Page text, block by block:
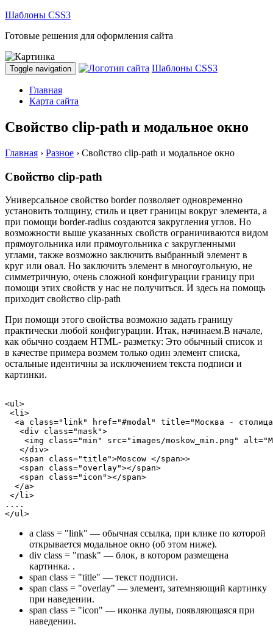
Шаблоны CSS3
Готовые решения для оформления сайта
Toggle navigation Шаблоны CSS3
Главная
Карта сайта
Свойство clip-path и модальное окно
Главная › Разное › Свойство clip-path и модальное окно
Cвойство clip-path
Универсальное свойство borderпозволяет одновременно
установить толщину, стиль и цвет границы вокруг элемента, а
при помощи border-radius создаются закругления углов. Но
возможности выше указанных свойств ограничиваются видом
прямоугольника или прямоугольника с закругленными
углами, также возможно заключить выбранный элемент в
круг или овал. Но заключить элемент в многоугольную, не
симметричную, очень сложной конфигурации границу при
помощи этих свойств у нас не получиться. И здесь на помощь
приходит свойство clip-path
При помощи этого свойства возможно задать границу
практически любой конфигурации. Итак, начинаем.В начале,
как обычно создаем HTML- разметку: Это обычный список и
в качестве примера возмем только один элемент списка,
остальные идентичны за исключением текста подписи и
картинки.
<ul>
<li>
<a class="link" href="#modal" title="Москва -
   <div class="mask">
<img class="min" src="images/moskow_min.png"
   </div>
   <span class="title">Moscow </span>>
   <span class="overlay"></span>
   <span class="icon"></span>
  </a>
</li>
....
</ul>
a class = "link" — обычная ссылка, при клике по которой
открывается модальное окно (об этом ниже).
div class = "mask" — блок, в котором размещена
картинка. .
span class = "title" — текст подписи.
span class = "overlay" — элемент, затемняющий картинку
при наведении.
span class = "icon" — иконка лупы, появляющаяся при
наведении.